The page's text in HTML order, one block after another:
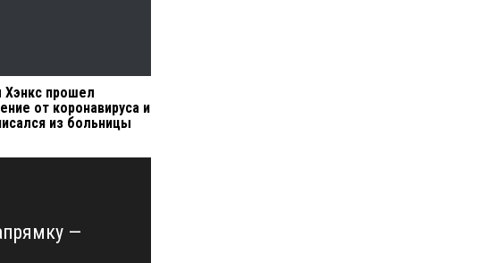
Хэнкс прошел
от коронавируса и
из больницы
—